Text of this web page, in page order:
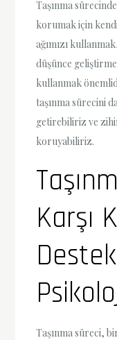
Taşınma
korumak için
ağımızı
düşünce
kullanmak
taşınma sürecini
getirebiliriz ve
koruyabiliriz.
Karşı
Taşınma süreci,